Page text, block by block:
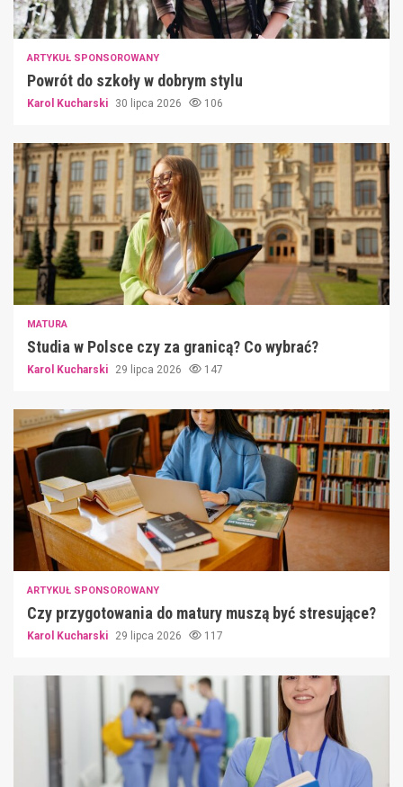
ARTYKUŁ SPONSOROWANY
Powrót do szkoły w dobrym stylu
Karol Kucharski 30 lipca 2026 106
MATURA
Studia w Polsce czy za granicą? Co wybrać?
Karol Kucharski 29 lipca 2026 147
ARTYKUŁ SPONSOROWANY
Czy przygotowania do matury muszą być stresujące?
Karol Kucharski 29 lipca 2026 117